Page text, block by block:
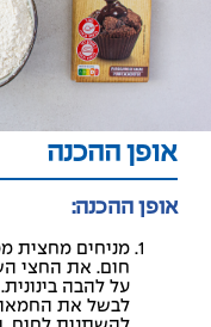
אופן ההכנה
אופן ההכנה:
מניחים מחצית
חום. את החצי
על להבה
לבשל את החמאה